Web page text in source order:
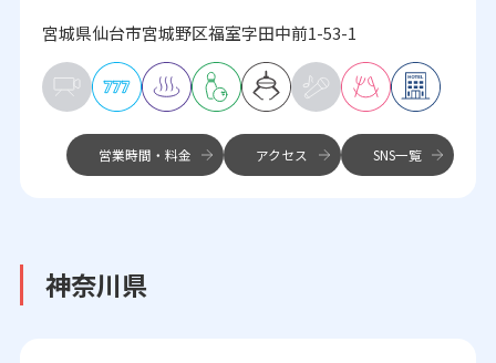
宮城県仙台市宮城野区福室字田中前1-53-1
営業時間・料金 アクセス SNS一覧
神奈川県